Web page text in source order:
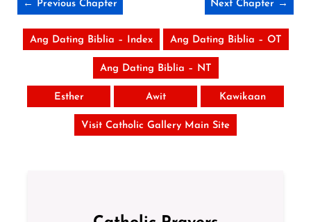
← Previous Chapter Next Chapter →
Ang Dating Biblia – Index Ang Dating Biblia – OT
Ang Dating Biblia – NT
Esther Awit Kawikaan
Visit Catholic Gallery Main Site